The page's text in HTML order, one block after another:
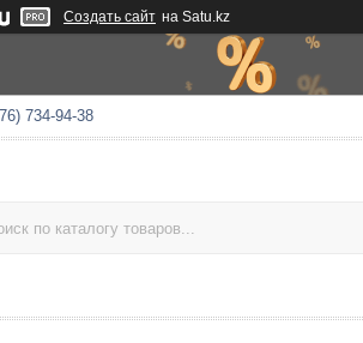
Создать сайт на Satu.kz
734-94-38